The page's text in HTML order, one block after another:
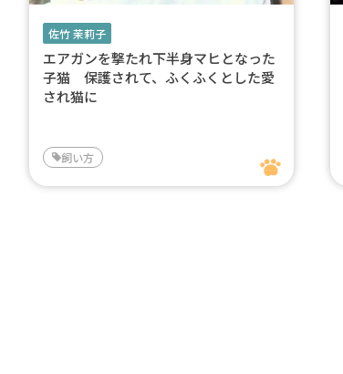
佐竹 茉莉子
エアガンを撃たれ下半身マヒとなった
子猫 保護されて、ふくふくとした愛
され猫に
飼い方